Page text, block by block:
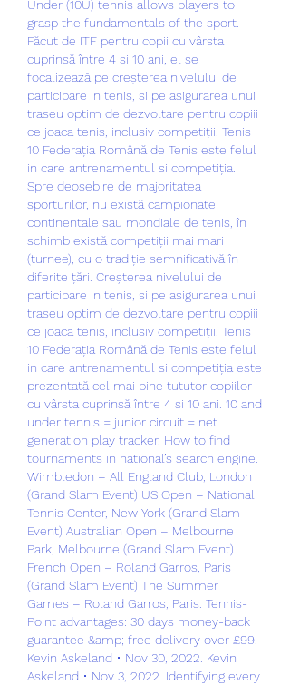
Under (10U) tennis allows players to
grasp the fundamentals of the sport.
Făcut de ITF pentru copii cu vârsta
cuprinsă între 4 si 10 ani, el se
focalizează pe creșterea nivelului de
participare in tenis, si pe asigurarea unui
traseu optim de dezvoltare pentru copiii
ce joaca tenis, inclusiv competiții. Tenis
10 Federația Română de Tenis este felul
in care antrenamentul si competiția.
Spre deosebire de majoritatea
sporturilor, nu există campionate
continentale sau mondiale de tenis, în
schimb există competiții mai mari
(turnee), cu o tradiție semnificativă în
diferite țări. Creșterea nivelului de
participare in tenis, si pe asigurarea unui
traseu optim de dezvoltare pentru copiii
ce joaca tenis, inclusiv competiții. Tenis
10 Federația Română de Tenis este felul
in care antrenamentul si competiția este
prezentată cel mai bine tututor copiilor
cu vârsta cuprinsă între 4 si 10 ani. 10 and
under tennis = junior circuit = net
generation play tracker. How to find
tournaments in national’s search engine.
Wimbledon – All England Club, London
(Grand Slam Event) US Open – National
Tennis Center, New York (Grand Slam
Event) Australian Open – Melbourne
Park, Melbourne (Grand Slam Event)
French Open – Roland Garros, Paris
(Grand Slam Event) The Summer
Games – Roland Garros, Paris. Tennis-
Point advantages: 30 days money-back
guarantee &amp; free delivery over £99.
Kevin Askeland • Nov 30, 2022. Kevin
Askeland • Nov 3, 2022. Identifying every